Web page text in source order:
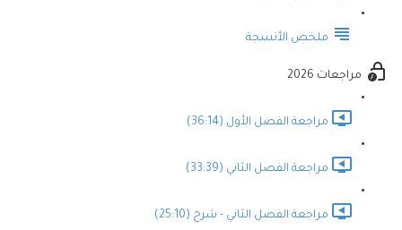
ملخص الأنسجة
مراجعات 2026
مراجعة الفصل الأول (36:14)
مراجعة الفصل الثاني (33:39)
مراجعة الفصل الثاني - شرح (25:10)